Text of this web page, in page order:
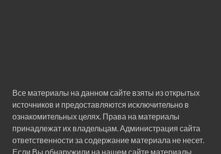
Все материалы на данном сайте взяты из открытых
источников и предоставляются исключительно в
ознакомительных целях. Права на материалы
принадлежат их владельцам. Администрация сайта
ответственности за содержание материала не несет.
Если Вы обнаружили на нашем сайте материалы,